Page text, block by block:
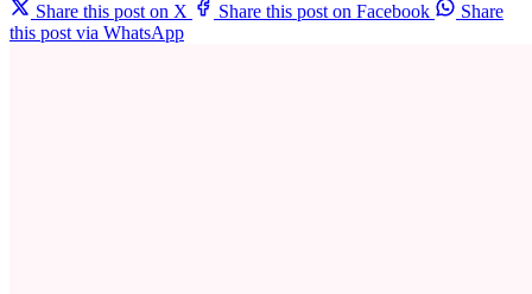
Share this post on X
Share this post on Facebook
Share
this post via WhatsApp